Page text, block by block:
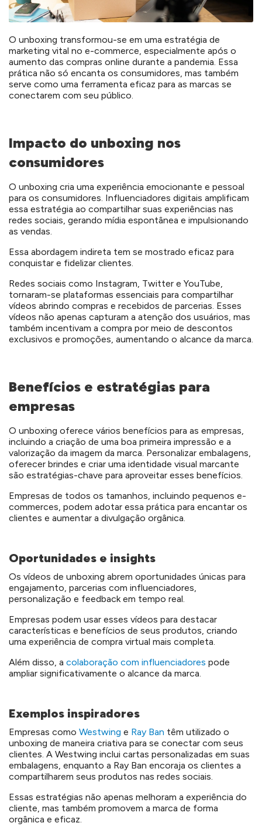
O unboxing transformou-se em uma estratégia de
marketing vital no e-commerce, especialmente após o
aumento das compras online durante a pandemia. Essa
prática não só encanta os consumidores, mas também
serve como uma ferramenta eficaz para as marcas se
conectarem com seu público.
Impacto do unboxing nos
consumidores
O unboxing cria uma experiência emocionante e pessoal
para os consumidores. Influenciadores digitais amplificam
essa estratégia ao compartilhar suas experiências nas
redes sociais, gerando mídia espontânea e impulsionando
as vendas.
Essa abordagem indireta tem se mostrado eficaz para
conquistar e fidelizar clientes.
Redes sociais como Instagram, Twitter e YouTube,
tornaram-se plataformas essenciais para compartilhar
vídeos abrindo compras e recebidos de parcerias. Esses
vídeos não apenas capturam a atenção dos usuários, mas
também incentivam a compra por meio de descontos
exclusivos e promoções, aumentando o alcance da marca.
Benefícios e estratégias para
empresas
O unboxing oferece vários benefícios para as empresas,
incluindo a criação de uma boa primeira impressão e a
valorização da imagem da marca. Personalizar embalagens,
oferecer brindes e criar uma identidade visual marcante
são estratégias-chave para aproveitar esses benefícios.
Empresas de todos os tamanhos, incluindo pequenos e-
commerces, podem adotar essa prática para encantar os
clientes e aumentar a divulgação orgânica.
Oportunidades e insights
Os vídeos de unboxing abrem oportunidades únicas para
engajamento, parcerias com influenciadores,
personalização e feedback em tempo real.
Empresas podem usar esses vídeos para destacar
características e benefícios de seus produtos, criando
uma experiência de compra virtual mais completa.
Além disso, a colaboração com influenciadores pode
ampliar significativamente o alcance da marca.
Exemplos inspiradores
Empresas como Westwing e Ray Ban têm utilizado o
unboxing de maneira criativa para se conectar com seus
clientes. A Westwing inclui cartas personalizadas em suas
embalagens, enquanto a Ray Ban encoraja os clientes a
compartilharem seus produtos nas redes sociais.
Essas estratégias não apenas melhoram a experiência do
cliente, mas também promovem a marca de forma
orgânica e eficaz.